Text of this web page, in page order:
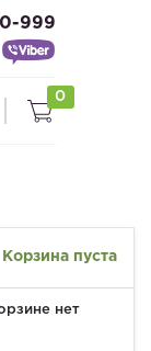
999
0
Корзина пуста
нет